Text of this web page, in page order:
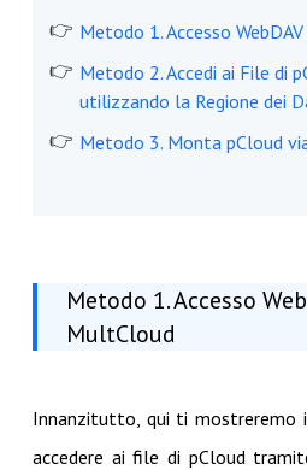
Metodo 1. Accesso
Metodo 2. Accedi ai File di
utilizzando la Regione dei
Metodo 3. Monta pCloud
Metodo 1. Accesso
MultCloud
Innanzitutto, qui ti mostreremo
accedere ai file di pCloud